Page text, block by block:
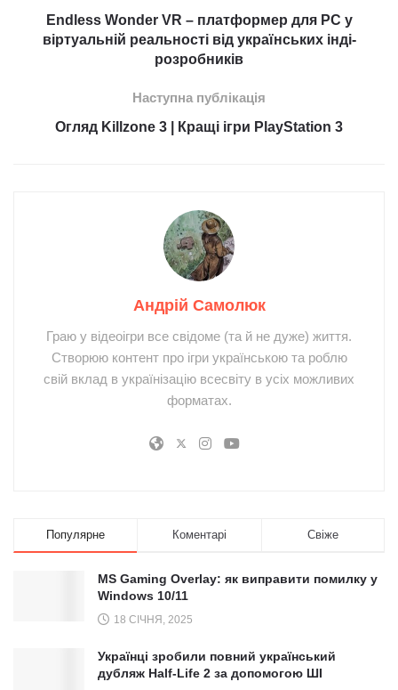
Endless Wonder VR – платформер для PC у
віртуальній реальності від українських інді-
розробників
Наступна публікація
Огляд Killzone 3 | Кращі ігри PlayStation 3
Андрій Самолюк
Граю у відеоігри все свідоме (та й не дуже) життя.
Створюю контент про ігри українською та роблю
свій вклад в українізацію всесвіту в усіх можливих
форматах.
Популярне Коментарі Свіже
MS Gaming Overlay: як виправити помилку у
Windows 10/11
18 СІЧНЯ, 2025
Українці зробили повний український
дубляж Half-Life 2 за допомогою ШІ